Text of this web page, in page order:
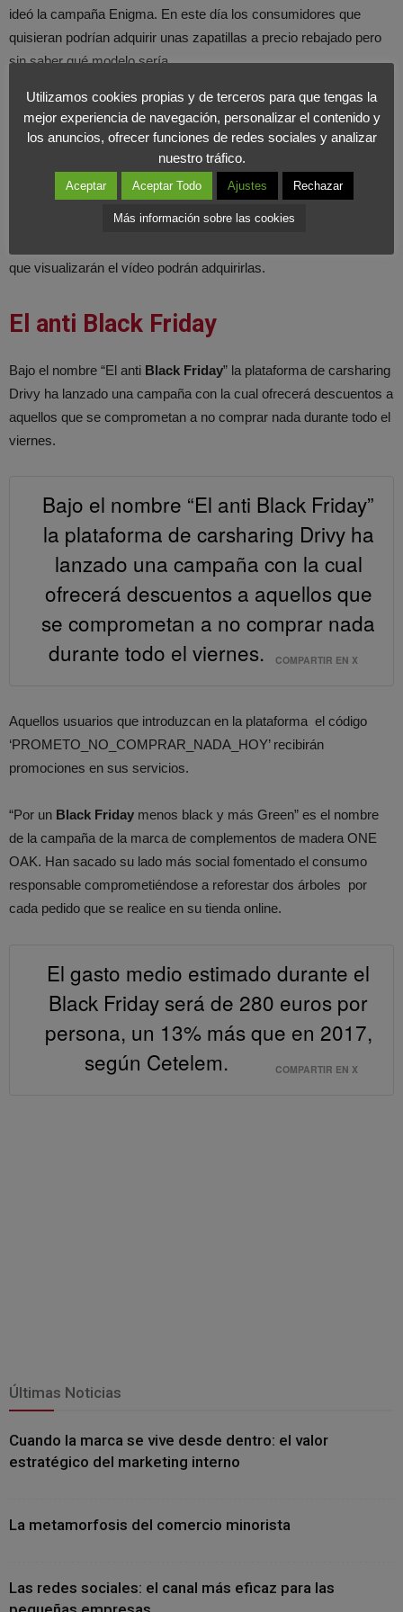
ideó la campaña Enigma. En este día los consumidores que
quisieran podrían adquirir unas zapatillas a precio rebajado pero
sin saber qué modelo sería.
Lowe’s y la moda de los scape romos
La marca americana de bricolaje reunió a influencers del universo
DIY a los que encerró en una habitación de donde sólo podrían
salir valiéndose de sus habilidades como manitas. Las
herramientas que ellos utilizasen serían las que tendrían
que visualizarán el vídeo podrán adquirirlas.
El anti Black Friday
Bajo el nombre “El anti Black Friday” la plataforma de carsharing
Drivy ha lanzado una campaña con la cual ofrecerá descuentos a
aquellos que se comprometan a no comprar nada durante todo el
viernes.
Bajo el nombre “El anti Black Friday”
la plataforma de carsharing Drivy ha
lanzado una campaña con la cual
ofrecerá descuentos a aquellos que
se comprometan a no comprar nada
durante todo el viernes.
COMPARTIR EN X
Aquellos usuarios que introduzcan en la plataforma el código
‘PROMETO_NO_COMPRAR_NADA_HOY’ recibirán
promociones en sus servicios.
“Por un Black Friday menos black y más Green” es el nombre
de la campaña de la marca de complementos de madera ONE
OAK. Han sacado su lado más social fomentado el consumo
responsable comprometiéndose a reforestar dos árboles por
cada pedido que se realice en su tienda online.
El gasto medio estimado durante el
Black Friday será de 280 euros por
persona, un 13% más que en 2017,
según Cetelem.
COMPARTIR EN X
Últimas Noticias
Cuando la marca se vive desde dentro: el valor
estratégico del marketing interno
La metamorfosis del comercio minorista
Las redes sociales: el canal más eficaz para las
Utilizamos cookies propias y de terceros para que tengas la
mejor experiencia de navegación, personalizar el contenido y
los anuncios, ofrecer funciones de redes sociales y analizar
nuestro tráfico.
Aceptar Aceptar Todo Ajustes Rechazar
Más información sobre las cookies